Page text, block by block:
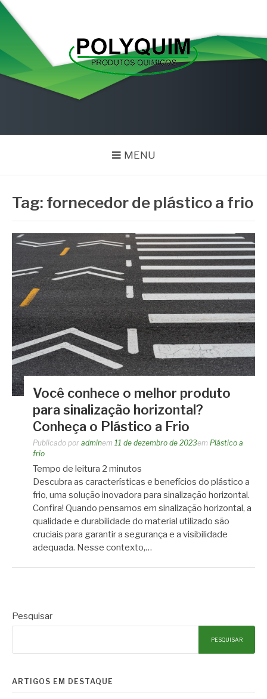
Pular
para
conteúdo
POLYQUIM
MENU
Tag: fornecedor de plástico a frio
Você conhece o melhor produto
para sinalização horizontal?
Conheça o Plástico a Frio
Publicado por adminem 11 de dezembro de 2023em Plástico a
frio
Tempo de leitura 2 minutos
Descubra as características e benefícios do plástico a
frio, uma solução inovadora para sinalização horizontal.
Confira! Quando pensamos em sinalização horizontal, a
qualidade e durabilidade do material utilizado são
cruciais para garantir a segurança e a visibilidade
adequada. Nesse contexto,…
Pesquisar
PESQUISAR
ARTIGOS EM DESTAQUE